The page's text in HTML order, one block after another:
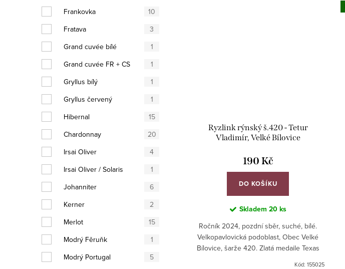
Frankovka
10
Fratava
3
Grand cuvée bílé
1
Grand cuvée FR + CS
1
Gryllus bílý
1
Gryllus červený
1
Hibernal
15
Chardonnay
20
Irsai Oliver
4
Irsai Oliver / Solaris
1
Johanniter
6
Kerner
2
Merlot
15
Modrý Fěruňk
1
Modrý Portugal
5
Ryzlink rýnský š.420 - Tetur
Vladimír, Velké Bílovice
190 Kč
DO KOŠÍKU
Skladem 20 ks
Ročník 2024, pozdní sběr, suché, bílé.
Velkopavlovická podoblast, Obec Velké
Bílovice, šarže 420. Zlatá medaile Texas
Kód:155025